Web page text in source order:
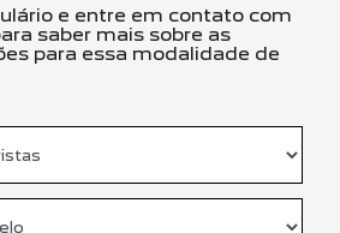
e entre em contato com
saber mais sobre as
para essa modalidade de